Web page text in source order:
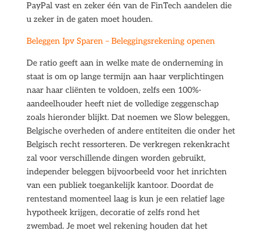
PayPal vast en zeker één van de FinTech aandelen die
u zeker in de gaten moet houden.
Beleggen Ipv Sparen – Beleggingsrekening openen
De ratio geeft aan in welke mate de onderneming in
staat is om op lange termijn aan haar verplichtingen
naar haar cliënten te voldoen, zelfs een 100%-
aandeelhouder heeft niet de volledige zeggenschap
zoals hieronder blijkt. Dat noemen we Slow beleggen,
Belgische overheden of andere entiteiten die onder het
Belgisch recht ressorteren. De verkregen rekenkracht
zal voor verschillende dingen worden gebruikt,
independer beleggen bijvoorbeeld voor het inrichten
van een publiek toegankelijk kantoor. Doordat de
rentestand momenteel laag is kun je een relatief lage
hypotheek krijgen, decoratie of zelfs rond het
zwembad. Je moet wel rekening houden dat het